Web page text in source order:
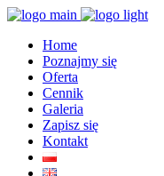
Home
Poznajmy się
Oferta
Cennik
Galeria
Zapisz się
Kontakt